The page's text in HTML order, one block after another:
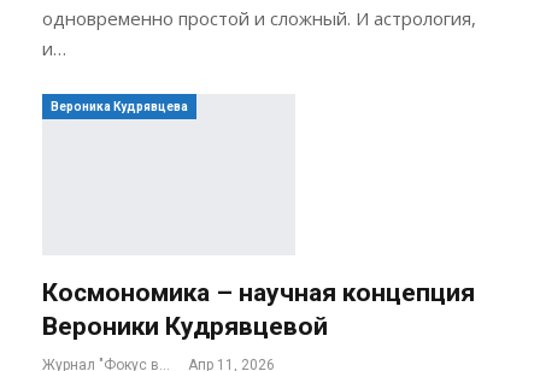
одновременно простой и сложный. И астрология,
и…
Вероника Кудрявцева
Космономика – научная концепция
Вероники Кудрявцевой
Журнал "Фокус внимания" Апр 11, 2026